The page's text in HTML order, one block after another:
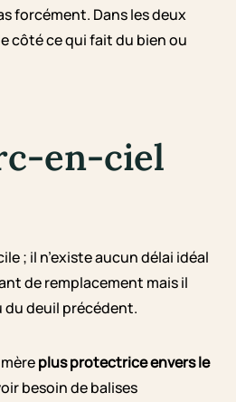
forcément. Dans les deux
côté ce qui fait du bien ou
en-ciel
; il n’existe aucun délai idéal
de remplacement mais il
du deuil précédent.
plus protectrice envers le
besoin de balises